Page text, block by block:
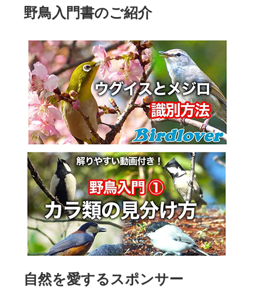
野鳥入門書のご紹介
自然を愛するスポンサー